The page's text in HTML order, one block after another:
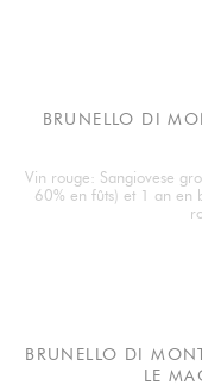
BRUNELLO DI
Vin rouge: Sangiovese
60% en fûts) et 1 an en
BRUNELLO DI
LE